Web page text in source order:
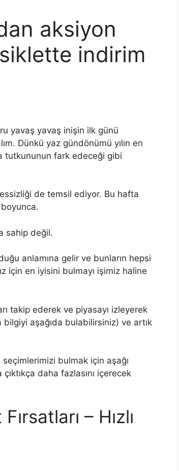
aksiyon
indirim
yavaş yavaş inişin ilk günü
Dünkü yaz gündönümü yılın en
tutkununun fark edeceği gibi
de temsil ediyor. Bu hafta
boyunca.
sahip değil.
anlamına gelir ve bunların hepsi
için en iyisini bulmayı işimiz haline
takip ederek ve piyasayı izleyerek
bilgiyi aşağıda bulabilirsiniz) ve artık
bulmak için aşağı
daha fazlasını içerecek
– Hızlı